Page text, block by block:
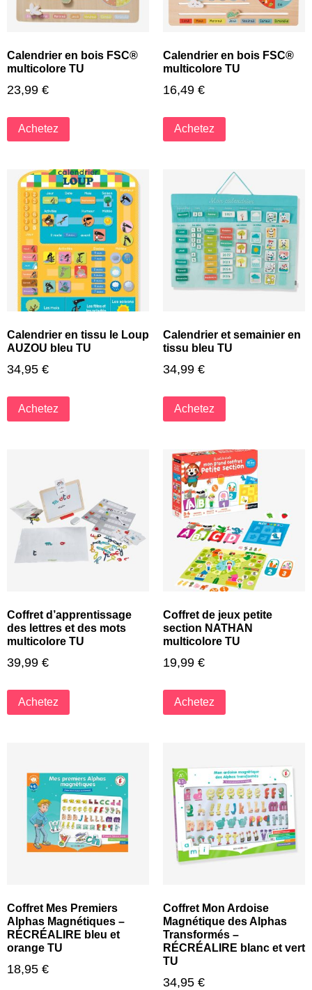
Calendrier en bois FSC®
multicolore TU
23,99 €
Achetez
Calendrier en bois FSC®
multicolore TU
16,49 €
Achetez
Calendrier en tissu le Loup
AUZOU bleu TU
34,95 €
Achetez
Calendrier et semainier en
tissu bleu TU
34,99 €
Achetez
Coffret d’apprentissage
des lettres et des mots
multicolore TU
39,99 €
Achetez
Coffret de jeux petite
section NATHAN
multicolore TU
19,99 €
Achetez
Coffret Mes Premiers
Alphas Magnétiques –
RÉCRÉALIRE bleu et
orange TU
18,95 €
Coffret Mon Ardoise
Magnétique des Alphas
Transformés –
RÉCRÉALIRE blanc et vert
TU
34,95 €